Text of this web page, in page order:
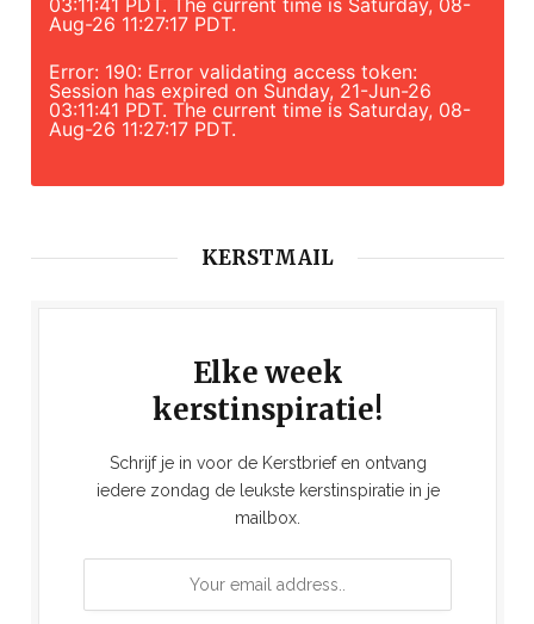
Aug-26 11:27:17 PDT.
Error: 190: Error validating access token:
Session has expired on Sunday, 21-Jun-26
03:11:41 PDT. The current time is Saturday, 08-
Aug-26 11:27:17 PDT.
KERSTMAIL
Elke week
kerstinspiratie!
Schrijf je in voor de Kerstbrief en ontvang
iedere zondag de leukste kerstinspiratie in je
mailbox.